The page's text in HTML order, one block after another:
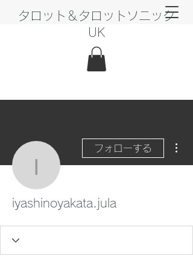
タロット＆タロットソニック
UK
フォローする
iyashinoyakata.jula